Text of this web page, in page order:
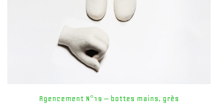
Agencement N°19 – bottes mains, grès